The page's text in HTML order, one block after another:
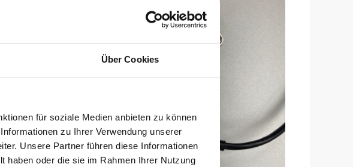
Über Cookies
für soziale Medien anbieten zu können
zu Ihrer Verwendung unserer
Unsere Partner führen diese Informationen
haben oder die sie im Rahmen Ihrer Nutzung